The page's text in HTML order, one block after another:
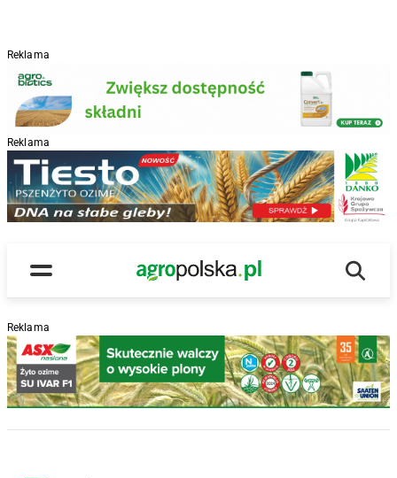
Reklama
Reklama
Menu
Main Logo
Reklama